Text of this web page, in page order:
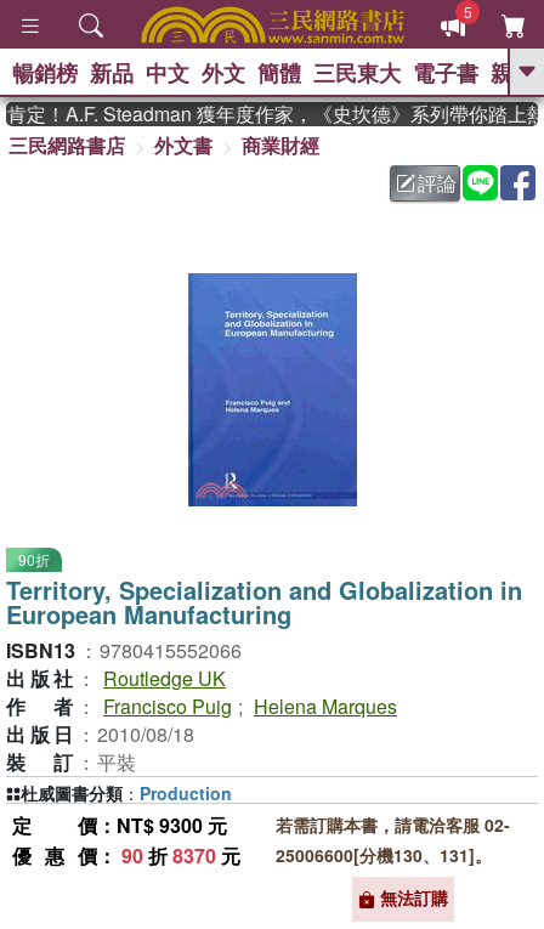
5
GO
熱搜： 東野圭吾
父親節 、 花開錦
方念華 、 台灣的
群喵 、 臺灣漫遊錄
暢銷榜 新品 中文 外文 簡體 三民東大 電子書 親子
定！A.F. Steadman 獲年度作家，《史坎德》系列帶你踏上熱
三民網路書店
外文書
商業財經
評論
90折
Territory, Specialization and Globalization in
European Manufacturing
ISBN13 ： 9780415552066
出版社 ：
Routledge UK
作者 ： Francisco Puig ; Helena Marques
出版日 ： 2010/08/18
裝訂 ： 平裝
定價 ：NT$ 9300 元
優惠價 ： 90折8370 元
若需訂購本書，請電洽客服 02-
25006600[分機130、131]。
無法訂購
杜威圖書分類 ： Production